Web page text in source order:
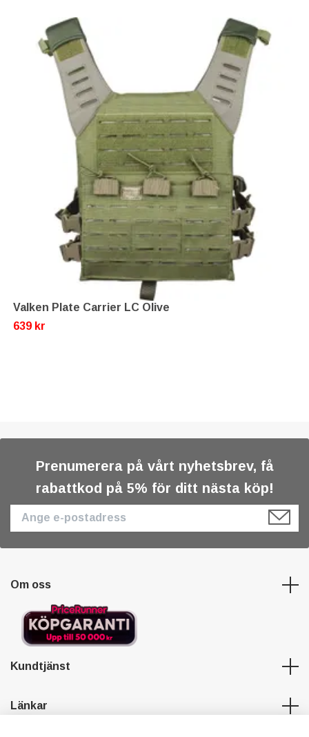
Valken Plate Carrier LC Olive
639 kr
Prenumerera på vårt nyhetsbrev, få
rabattkod på 5% för ditt nästa köp!
Om oss
Kundtjänst
Länkar